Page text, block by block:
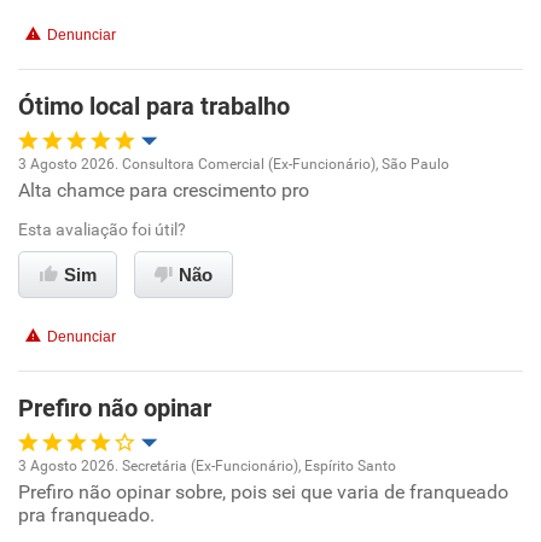
Recomenda a diretoria
Denunciar
Ótimo local para trabalho
Oportunidade de promoção
Ambiente de trabalho
Benefícios
Não recomenda esta empresa
Não recomenda a diretoria
3 Agosto 2026. Consultora Comercial (Ex-Funcionário), São Paulo
Alta chamce para crescimento pro
Esta avaliação foi útil?
Sim Não
Denunciar
Prefiro não opinar
Oportunidade de promoção
3 Agosto 2026. Secretária (Ex-Funcionário), Espírito Santo
Prefiro não opinar sobre, pois sei que varia de franqueado
pra franqueado.